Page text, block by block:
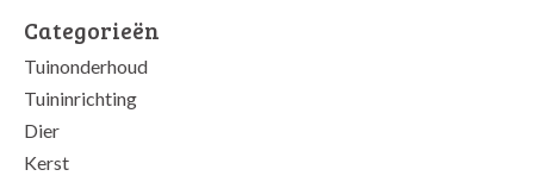
Categorieën
Tuinonderhoud
Tuininrichting
Dier
Kerst